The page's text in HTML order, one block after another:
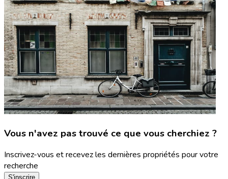
Vous n'avez pas trouvé ce que vous cherchiez ?
Inscrivez-vous et recevez les dernières propriétés pour votre
recherche
S'inscrire